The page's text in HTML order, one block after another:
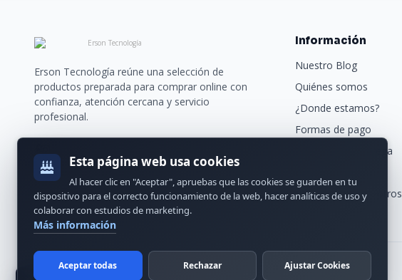
Erson Tecnología reúne una selección de
productos preparada para comprar online con
confianza, atención cercana y servicio
profesional.
Información
Nuestro Blog
Quiénes somos
¿Donde estamos?
Formas de pago
Transporte y entrega
Contacta con nosotros
© 2024 Erson Tecnología. Todos los derechos reservados.
Esta página web usa cookies
Al hacer clic en "Aceptar", apruebas que las cookies se guarden en tu
dispositivo para el correcto funcionamiento de la web, hacer analíticas de uso y
colaborar con estudios de marketing.
Más información
Aceptar todas Rechazar Ajustar Cookies